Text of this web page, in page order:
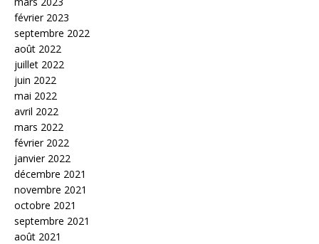
février 2023
septembre 2022
août 2022
juillet 2022
juin 2022
mai 2022
avril 2022
mars 2022
février 2022
janvier 2022
décembre 2021
novembre 2021
octobre 2021
septembre 2021
août 2021